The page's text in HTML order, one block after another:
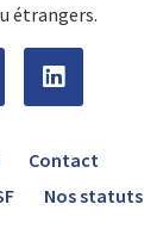
étrangers.
Contact
Nos statuts